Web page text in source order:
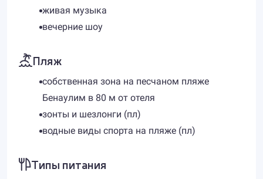
живая музыка
вечерние шоу
Пляж
собственная зона на песчаном пляже
Бенаулим в 80 м от отеля
зонты и шезлонги (пл)
водные виды спорта на пляже (пл)
Типы питания